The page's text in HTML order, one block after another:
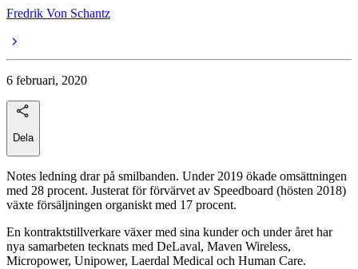
Fredrik Von Schantz
6 februari, 2020
Dela
Notes ledning drar på smilbanden. Under 2019 ökade omsättningen
med 28 procent. Justerat för förvärvet av Speedboard (hösten 2018)
växte försäljningen organiskt med 17 procent.
En kontraktstillverkare växer med sina kunder och under året har
nya samarbeten tecknats med DeLaval, Maven Wireless,
Micropower, Unipower, Laerdal Medical och Human Care.